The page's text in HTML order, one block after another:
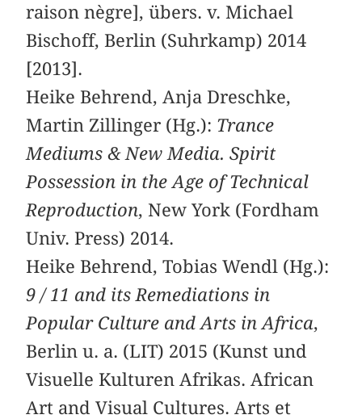
raison nègre], übers. v. Michael
Bischoff, Berlin (Suhrkamp) 2014
[2013].
Heike Behrend, Anja Dreschke,
Martin Zillinger (Hg.): Trance
Mediums & New Media. Spirit
Possession in the Age of Technical
Reproduction, New York (Fordham
Univ. Press) 2014.
Heike Behrend, Tobias Wendl (Hg.):
9 / 11 and its Remediations in
Popular Culture and Arts in Africa,
Berlin u. a. (LIT) 2015 (Kunst und
Visuelle Kulturen Afrikas. African
Art and Visual Cultures. Arts et